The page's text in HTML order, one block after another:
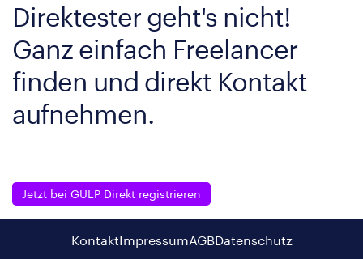
Direktester geht's nicht!
Ganz einfach Freelancer
finden und direkt Kontakt
aufnehmen.
Jetzt bei GULP Direkt registrieren
KontaktImpressumAGBDatenschutz